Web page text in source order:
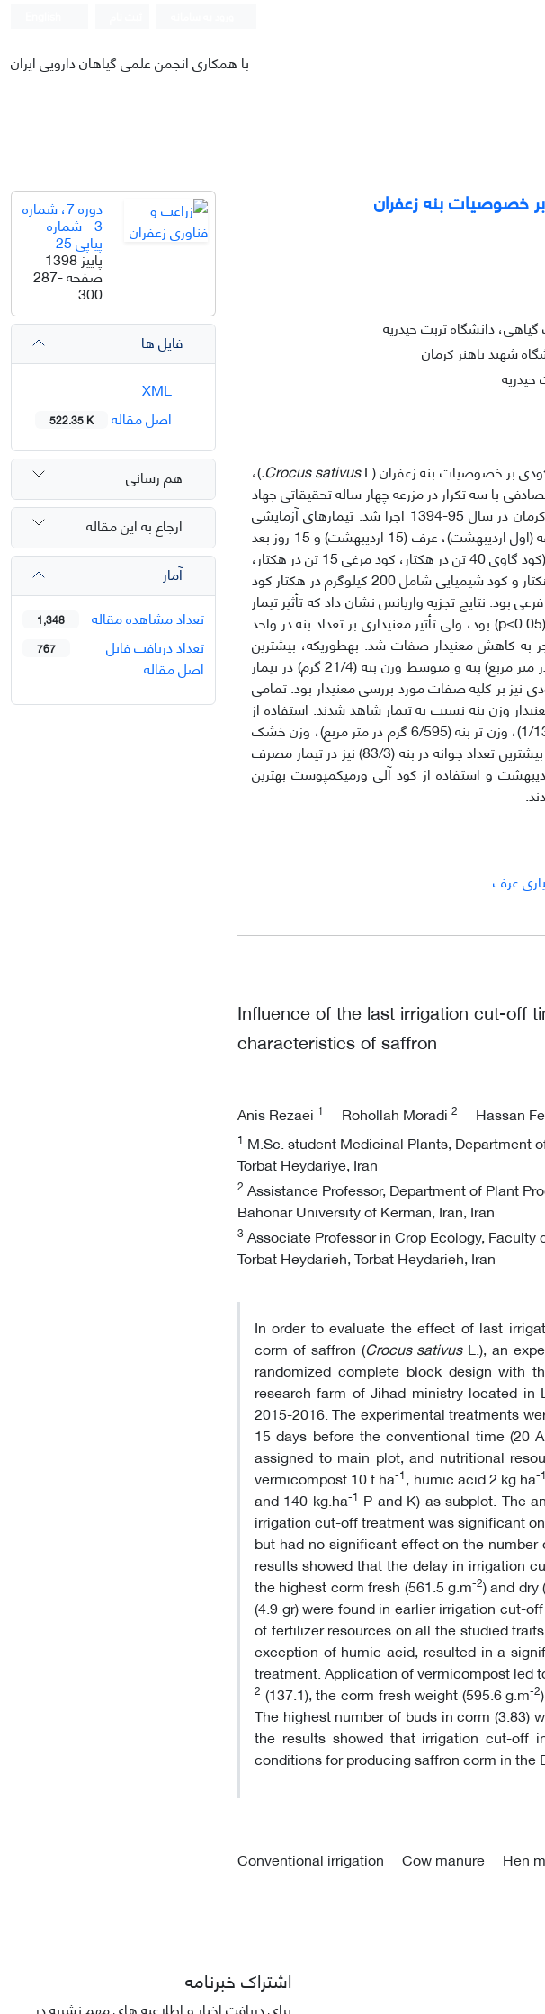
با همکاری انجمن علمی گیاهان دارویی ایران
خصوصیات بنه زعفران
دانشگاه تربت حیدریه
شهید باهنر کرمان
بر خصوصیات بنه‌ زعفران ( Crocus sativusL
.)،
با سه تکرار در مزرعه‌ چهار ‌ساله تحقیقاتی جهاد
کشاورزی واقع در روستای لاله‌زار، شهرستان بردسیر، استان کرمان در سال 95-1394 اجرا شد. تیمارهای آزمایشی
شامل زمان قطع آخرین آبیاری (15 روز قبل از زمان عرف منطقه (اول اردیبهشت)، عرف (15 اردیبهشت) و 15 روز بعد
از عرف (2 خرداد)) به عنوان عامل اصلی و منابع مختلف کودی (کود گاوی 40 تن در هکتار، کود مرغی 15 تن در هکتار،
ورمی‏کمپوست 10 تن در هکتار، اسید هیومیک 2 کیلوگرم در هکتار و کود شیمیایی شامل 200 کیلوگرم در هکتار کود
فرعی بود. نتایج تجزیه واریانس نشان داد که تأثیر تیمار
قطع آبیاری بر وزن تر و خشک بنه و متوسط وزن بنه معنی­دار (p≤0.05) بود، ولی تأثیر معنی­داری بر تعداد بنه در واحد
به کاهش معنی‏دار صفات شد. به‏طوری‏که، بیشترین
میزان وزن تر (5/516 گرم در متر مربع) و خشک (8/294 گرم در متر مربع) بنه و متوسط وزن بنه (21/4 گرم) در تیمار
نیز بر کلیه صفات مورد بررسی معنی‏دار بود. تمامی
وزن بنه نسبت به تیمار شاهد شدند. استفاده از
ورمی‏کمپوست منجر به تولید بیشترین تعداد بنه در متر مربع (1/137)، وزن تر بنه (6/595 گرم در متر مربع)، وزن خشک
بنه (341 گرم در متر مربع) و متوسط وزن بنه (30/4 گرم) شد. بیشترین تعداد جوانه در بنه (83/3) نیز در تیمار مصرف
و استفاده از کود آلی ورمی‏کمپوست بهترین
عرف
Influence of the last irrigation cut-off
characteristics of saffron
Anis Rezaei 1 Rohollah Moradi 2 Hassan
1 M.Sc. student Medicinal Plants, Department
Torbat Heydariye, Iran
2 Assistance Professor, Department of Plant
Bahonar University of Kerman, Iran, Iran
3 Associate Professor in Crop Ecology,
Torbat Heydarieh, Torbat Heydarieh, Iran
In order to evaluate the effect of last
corm of saffron (Crocus sativusL.), an
randomized complete block design with
research farm of Jihad ministry located in
2015-2016. The experimental treatments
15 days before the conventional time (20
assigned to main plot, and nutritional
vermicompost 10 t.ha-1, humic acid 2 kg.ha-1
and 140 kg.ha-1 P and K) as subplot. The
irrigation cut-off treatment was significant
but had no significant effect on the
results showed that the delay in irrigation
the highest corm fresh (561.5 g.m-2) and dry
(4.9 gr) were found in earlier irrigation cut-
of fertilizer resources on all the studied
exception of humic acid, resulted in a
treatment. Application of vermicompost led
2 (137.1), the corm fresh weight (595.6 g.m-2
The highest number of buds in corm (3.83)
the results showed that irrigation cut-off
conditions for producing saffron corm in the
Conventional irrigation Cow manure Hen
دوره 7، شماره
3 - شماره
پیاپی 25
پاییز 1398
صفحه287-
300
فایل ها
اصل مقاله
522.35 K
هم رسانی
ارجاع به این مقاله
آمار
تعداد مشاهده مقاله
1,348
تعداد دریافت فایل
اصل مقاله
767
اشتراک خبرنامه
برای دریافت اخبار و اطلاعیه های مهم نشریه در